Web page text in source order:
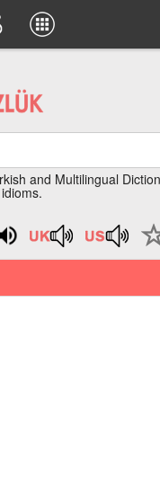
and Multilingual